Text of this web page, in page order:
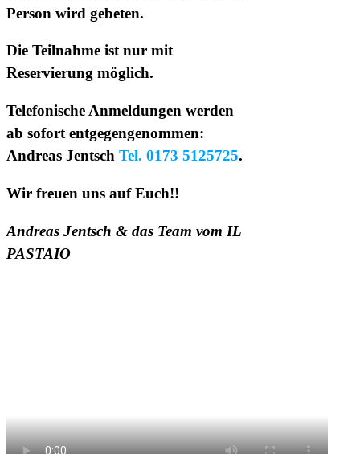
Person wird gebeten.
Die Teilnahme ist nur mit
Reservierung möglich.
Telefonische Anmeldungen werden
ab sofort entgegengenommen:
Andreas Jentsch Tel. 0173 5125725.
Wir freuen uns auf Euch!!
Andreas Jentsch & das Team vom IL
PASTAIO